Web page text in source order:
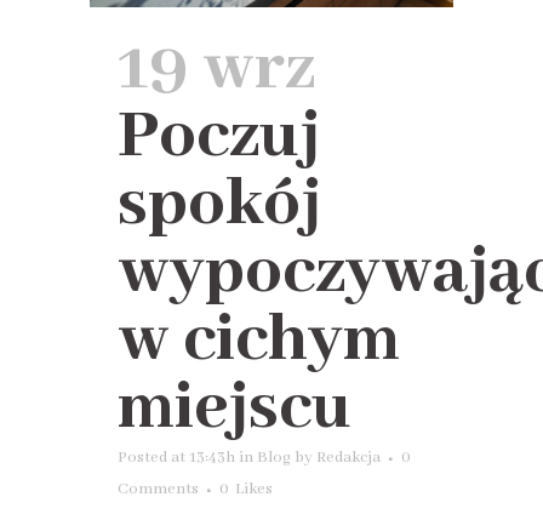
19 wrz
Poczuj
spokój
w cichym
miejscu
Posted at 13:43h in Blog by Redakcja
0
Comments
0 Likes